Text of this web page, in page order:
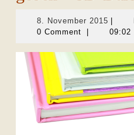
8. November 2015 8.
0 Comment
09:02